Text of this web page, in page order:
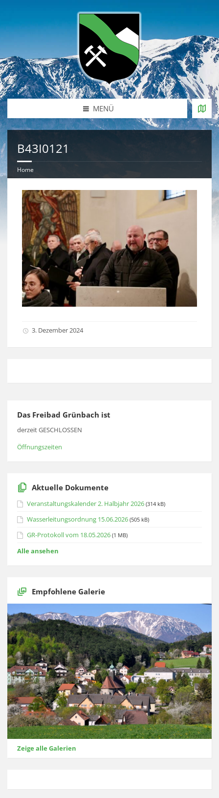
MENÜ
B43I0121
Home
3. Dezember 2024
Das Freibad Grünbach ist
derzeit GESCHLOSSEN
Öffnungszeiten
Aktuelle Dokumente
Veranstaltungskalender 2. Halbjahr 2026 (314 kB)
Wasserleitungsordnung 15.06.2026 (505 kB)
GR-Protokoll vom 18.05.2026 (1 MB)
Alle ansehen
Empfohlene Galerie
Zeige alle Galerien